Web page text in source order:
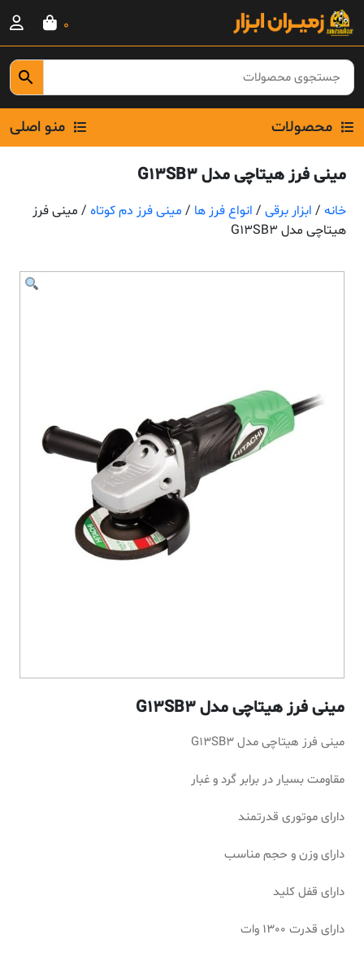
Skip
content
0
محصولات منو اصلی
مینی فرز هیتاچی مدل G13SB3
خانه / ابزار برقی / انواع فرز ها / مینی فرز دم کوتاه / مینی فرز
هیتاچی مدل G13SB3
مینی فرز هیتاچی مدل G13SB3
مینی فرز هیتاچی مدل G13SB3
مقاومت بسیار در برابر گرد و غبار
دارای موتوری قدرتمند
دارای وزن و حجم مناسب
دارای قفل کلید
دارای قدرت 1300 وات